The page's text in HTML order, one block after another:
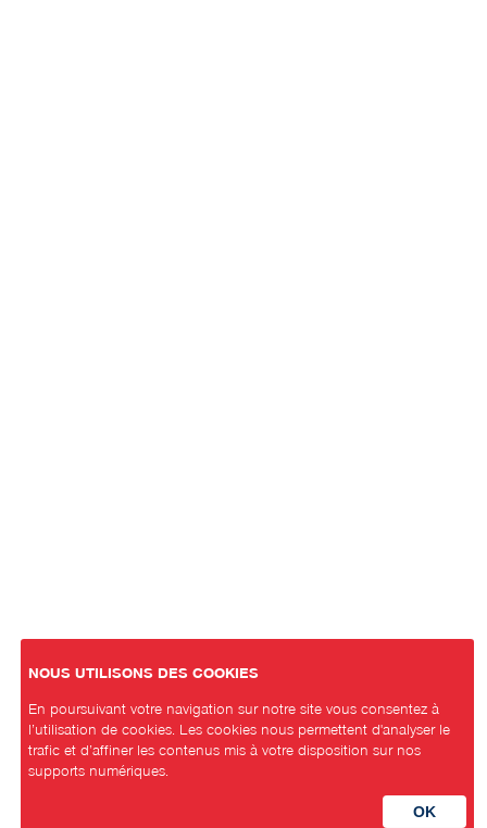
NOUS UTILISONS DES COOKIES
En poursuivant votre navigation sur notre site vous consentez à
l’utilisation de cookies. Les cookies nous permettent d'analyser le
trafic et d’affiner les contenus mis à votre disposition sur nos
supports numériques.